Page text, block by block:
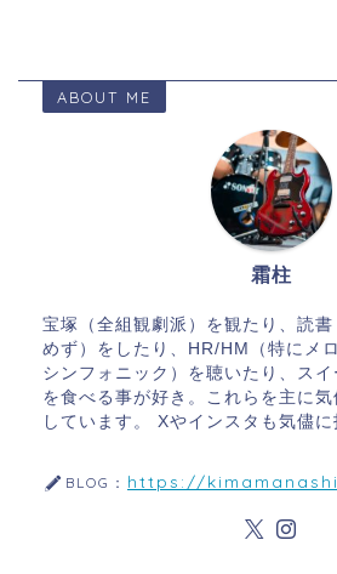
ABOUT ME
霜柱
宝塚（全組観劇派）を観たり、読
めず）をしたり、HR/HM（特にメ
シンフォニック）を聴いたり、スイ
を食べる事が好き。これらを主に
しています。 Xやインスタも気儘に
BLOG： https://